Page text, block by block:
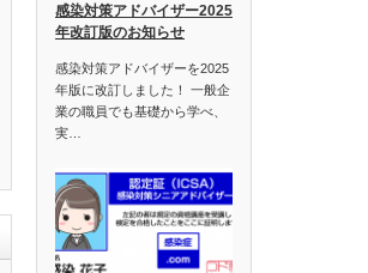
感染対策アドバイザー2025
年改訂版のお知らせ
感染対策アドバイザーを2025
年版に改訂しました！ 一般企
業の職員でも基礎から学べ、
実…